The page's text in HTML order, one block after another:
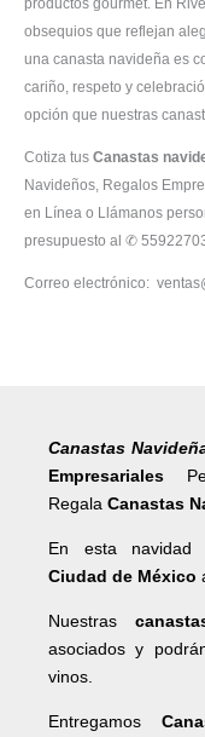
productos gourmet. En
obsequios que reflejan
una canasta navideña es
cariño, respeto y
opción que nuestras
Cotiza tus Canastas
Navideños, Regalos
en Línea o Llámanos
presupuesto al ✆
Correo electrónico:
Canastas
Empresariales
Regala Canastas
En esta navidad
Ciudad de México
Nuestras
asociados y
vinos.
Entregamos